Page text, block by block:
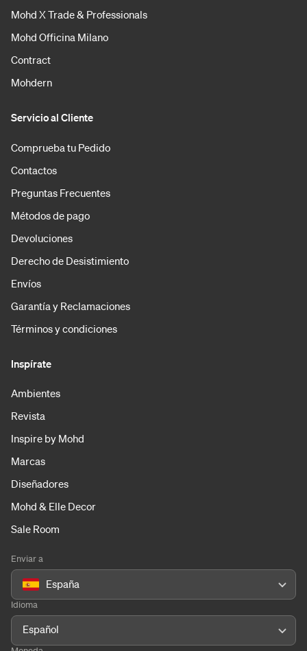
Mohd X Trade & Professionals
Mohd Officina Milano
Contract
Mohdern
Servicio al Cliente
Comprueba tu Pedido
Contactos
Preguntas Frecuentes
Métodos de pago
Devoluciones
Derecho de Desistimiento
Envíos
Garantía y Reclamaciones
Términos y condiciones
Inspírate
Ambientes
Revista
Inspire by Mohd
Marcas
Diseñadores
Mohd & Elle Decor
Sale Room
Enviar a
España
Idioma
Español